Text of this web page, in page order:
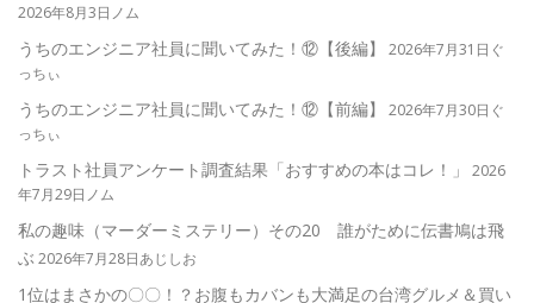
2026年8月3日ノム
うちのエンジニア社員に聞いてみた！⑫【後編】
2026年7月31日ぐ
っちぃ
うちのエンジニア社員に聞いてみた！⑫【前編】
2026年7月30日ぐ
っちぃ
トラスト社員アンケート調査結果「おすすめの本はコレ！」
2026
年7月29日ノム
私の趣味（マーダーミステリー）その20 誰がために伝書鳩は飛
ぶ 2026年7月28日あじしお
1位はまさかの〇〇！？お腹もカバンも大満足の台湾グルメ＆買い